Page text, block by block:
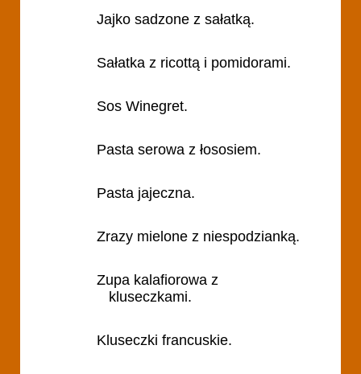
Jajko sadzone z sałatką.
Sałatka z ricottą i pomidorami.
Sos Winegret.
Pasta serowa z łososiem.
Pasta jajeczna.
Zrazy mielone z niespodzianką.
Zupa kalafiorowa z
kluseczkami.
Kluseczki francuskie.